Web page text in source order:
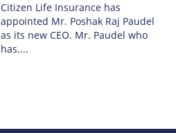
Citizen Life Insurance has
appointed Mr. Poshak Raj Paudel
as its new CEO. Mr. Paudel who
has....